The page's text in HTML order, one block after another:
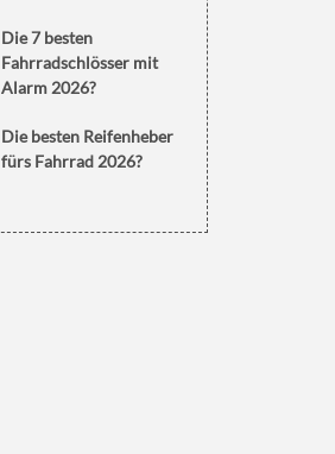
Die 7 besten
Fahrradschlösser mit
Alarm 2026?
Die besten Reifenheber
fürs Fahrrad 2026?